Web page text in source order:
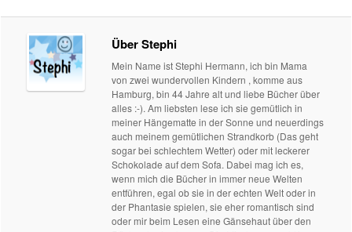
Über Stephi
Mein Name ist Stephi Hermann, ich bin Mama
von zwei wundervollen Kindern , komme aus
Hamburg, bin 44 Jahre alt und liebe Bücher über
alles :-). Am liebsten lese ich sie gemütlich in
meiner Hängematte in der Sonne und neuerdings
auch meinem gemütlichen Strandkorb (Das geht
sogar bei schlechtem Wetter) oder mit leckerer
Schokolade auf dem Sofa. Dabei mag ich es,
wenn mich die Bücher in immer neue Welten
entführen, egal ob sie in der echten Welt oder in
der Phantasie spielen, sie eher romantisch sind
oder mir beim Lesen eine Gänsehaut über den